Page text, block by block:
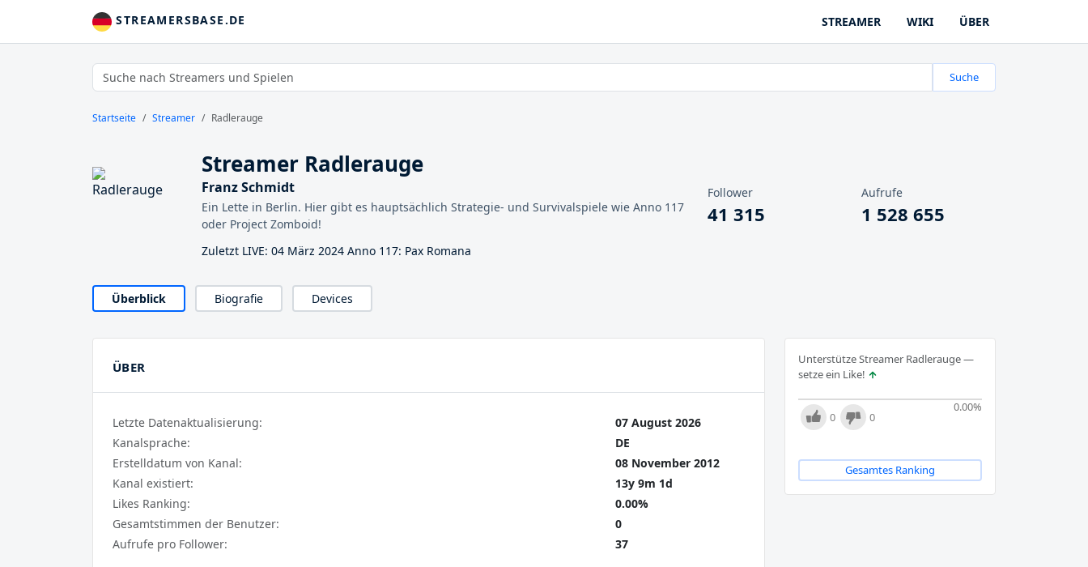
STREAMERSBASE.DE STREAMER WIKI ÜBER
Suche
Startseite Streamer Radlerauge
Streamer Radlerauge
Franz Schmidt
Ein Lette in Berlin. Hier gibt es hauptsächlich Strategie- und Survivalspiele wie Anno 117
oder Project Zomboid!
Zuletzt LIVE: 04 März 2024 Anno 117: Pax Romana
Follower
41 315
Aufrufe
1 528 655
Überblick Biografie Devices
Unterstütze Streamer Radlerauge —
setze ein Like!
0.00%
0 0
Gesamtes Ranking
ÜBER
Letzte Datenaktualisierung:
07 August 2026
Kanalsprache:
DE
Erstelldatum von Kanal:
08 November 2012
Kanal existiert:
13y 9m 1d
Likes Ranking:
0.00%
Gesamtstimmen der Benutzer:
0
Aufrufe pro Follower:
37